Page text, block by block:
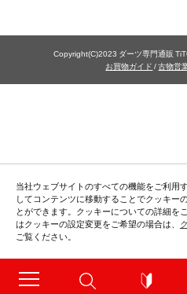
当社ウェブサイトのすべての機能をご利用
してコンテンツに移動することでクッキー
とができます。クッキーについての詳細を
はクッキーの設定変更をご希望の場合は、
ご覧ください。
Copyright(C)2023 ダーツ専門通販
お買物ガイド /古物営